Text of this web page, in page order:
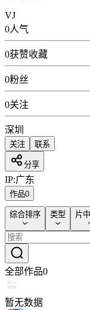
VJ
0人气
0获赞收藏
0粉丝
0关注
深圳
关注 联系
分享
IP:广东
作品0
综合排序 类型 片
全部作品0
暂无数据